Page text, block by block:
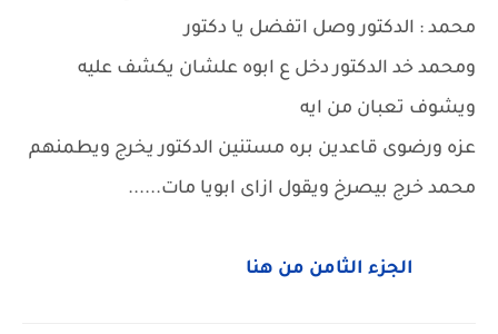
محمد : الدكتور وصل اتفضل يا دكتور
ومحمد خد الدكتور دخل ع ابوه علشان يكشف عليه
ويشوف تعبان من ايه
عزه ورضوى قاعدين بره مستنين الدكتور يخرج ويطمنهم
محمد خرج بيصرخ ويقول ازاى ابويا مات......
الجزء الثامن من هنا